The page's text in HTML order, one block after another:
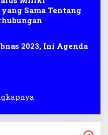
Sama Tentang
2023, Ini Agenda